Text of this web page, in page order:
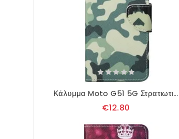
Κάλυμμα Moto G51 5G Στρατιωτικό Καμουφλάζ
€12.80